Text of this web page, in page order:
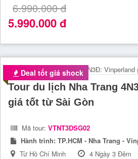
6.990.000đ
5.990.000đ
Deal tốt giá shock
Tour du lịch Nha Trang
giá tốt từ Sài Gòn
Mã tour: VTNT3DSG02
Hành trình: TP.HCM - Nha Trang -
Từ Hồ Chí Minh
4 Ngày 3 Đêm